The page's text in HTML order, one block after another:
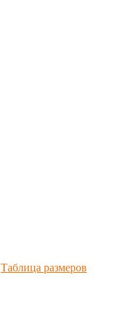
Таблица размеров